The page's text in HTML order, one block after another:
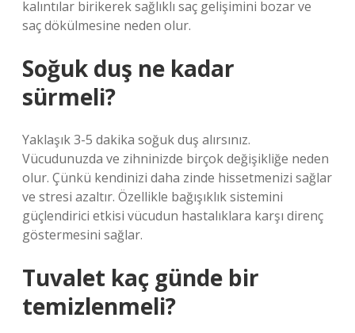
kalıntılar birikerek sağlıklı saç gelişimini bozar ve
saç dökülmesine neden olur.
Soğuk duş ne kadar
sürmeli?
Yaklaşık 3-5 dakika soğuk duş alırsınız.
Vücudunuzda ve zihninizde birçok değişikliğe neden
olur. Çünkü kendinizi daha zinde hissetmenizi sağlar
ve stresi azaltır. Özellikle bağışıklık sistemini
güçlendirici etkisi vücudun hastalıklara karşı direnç
göstermesini sağlar.
Tuvalet kaç günde bir
temizlenmeli?